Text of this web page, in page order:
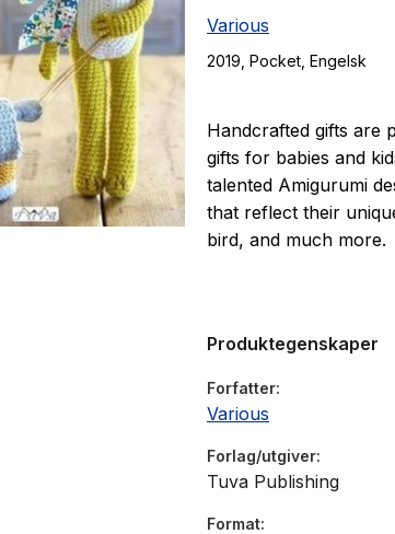
Various
2019 , Pocket , Engelsk
Handcrafted gifts are
gifts for babies and
talented Amigurumi
that reflect their
bird, and much more.
Produktegenskaper
Forfatter
Various
Forlag/utgiver
Tuva Publishing
Format